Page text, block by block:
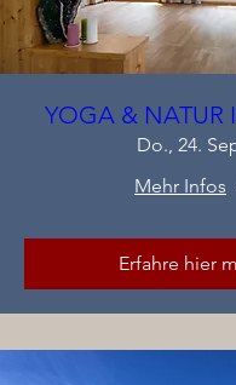
YOGA & NATUR
Do., 24.
Mehr Infos
Erfahre hier